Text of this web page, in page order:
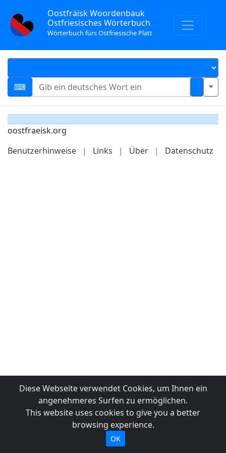
Oostfräisk Woordenbauk
Ostfriesisches Wörterbuch
Wörterbuch fürs Ostfriesische Platt
oostfraeisk.org
Benutzerhinweise
| Links | Über | Datenschutz
Diese Webseite verwendet Cookies, um Ihnen ein
angenehmeres Surfen zu ermöglichen.
This website uses cookies to give you a better
browsing experience.
OK